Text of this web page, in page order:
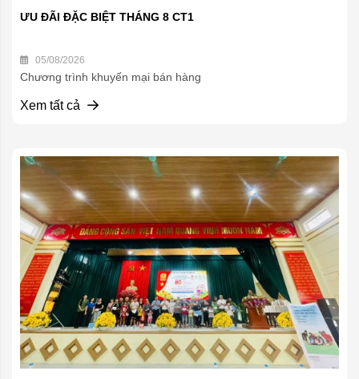
ƯU ĐÃI ĐẶC BIỆT THÁNG 8 CT1
05/08/2026
Chương trình khuyến mại bán hàng
Xem tất cả